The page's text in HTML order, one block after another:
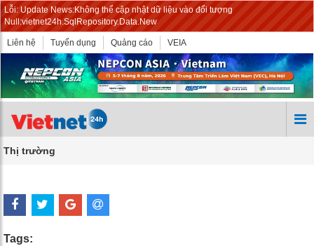
Lỗi: Update News:Không thể cập nhật dữ liệu vào đối tượng
Null:vietnet24h.SqlRepository.Data.New
Liên hệ Tuyển dụng Quảng cáo VEIA
Thị trường
Tags: